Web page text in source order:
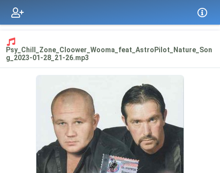
Psy_Chill_Zone_Cloower_Wooma_feat_AstroPilot_Nature_Son
g_2023-01-28_21-26.mp3